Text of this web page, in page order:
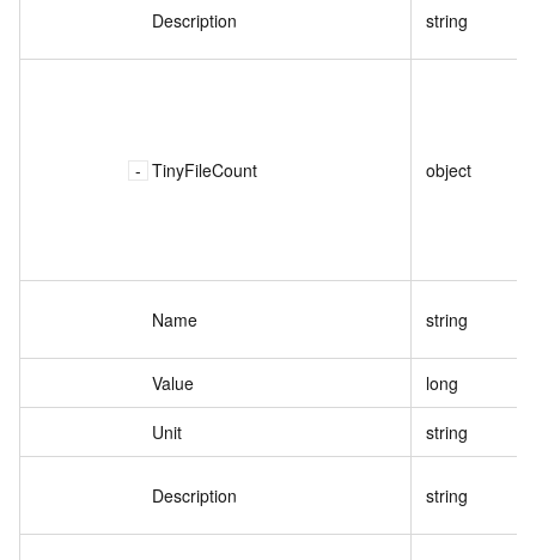
Description string
TinyFileCount object
Name string
Value long
Unit string
Description string